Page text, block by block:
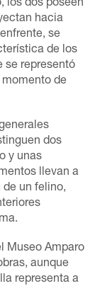
los dos poseen
hacia
se
de los
se representó
de
dos
y unas
llevan a
de un felino,
Museo Amparo
aunque
representa a